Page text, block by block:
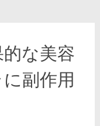
な美容
副作用